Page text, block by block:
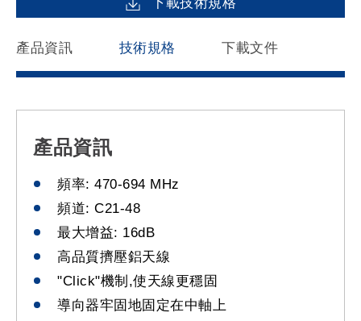
產品資訊 技術規格 下載文件
產品資訊
頻率: 470-694 MHz
頻道: C21-48
最大增益: 16dB
高品質擠壓鋁天線
"Click"機制,使天線更穩固
導向器牢固地固定在中軸上